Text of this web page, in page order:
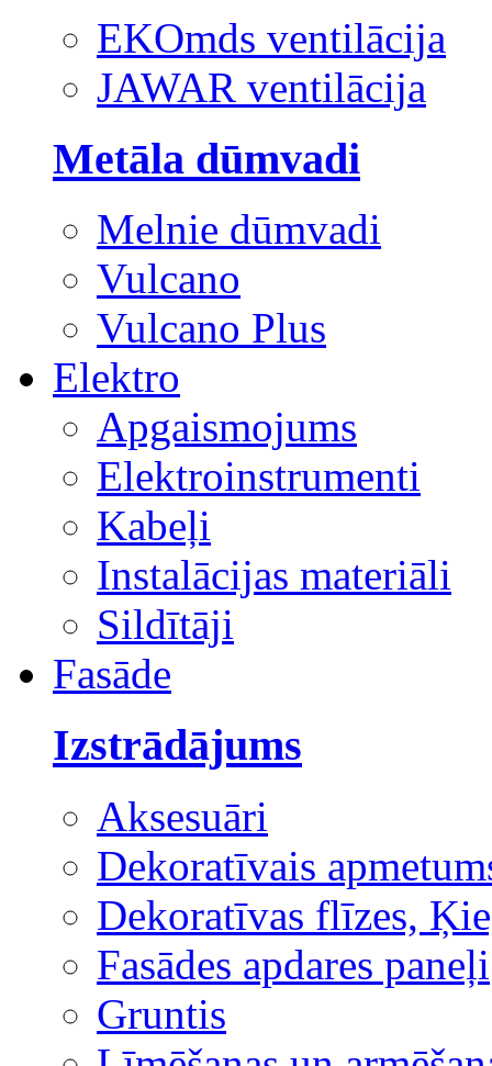
EKOmds ventilācija
JAWAR ventilācija
Metāla dūmvadi
Melnie dūmvadi
Vulcano
Vulcano Plus
Elektro
Apgaismojums
Elektroinstrumenti
Kabeļi
Instalācijas materiāli
Sildītāji
Fasāde
Izstrādājums
Aksesuāri
Dekoratīvais
Dekoratīvas flīzes,
Fasādes apdares paneļi
Gruntis